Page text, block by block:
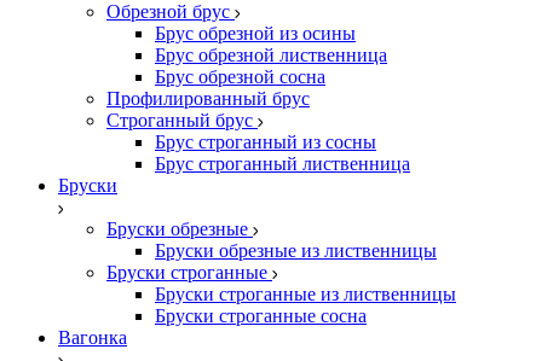
Обрезной брус
Брус обрезной из осины
Брус обрезной лиственница
Брус обрезной сосна
Профилированный брус
Строганный брус
Брус строганный из сосны
Брус строганный лиственница
Бруски
Бруски обрезные
Бруски обрезные из лиственницы
Бруски строганные
Бруски строганные из лиственницы
Бруски строганные сосна
Вагонка